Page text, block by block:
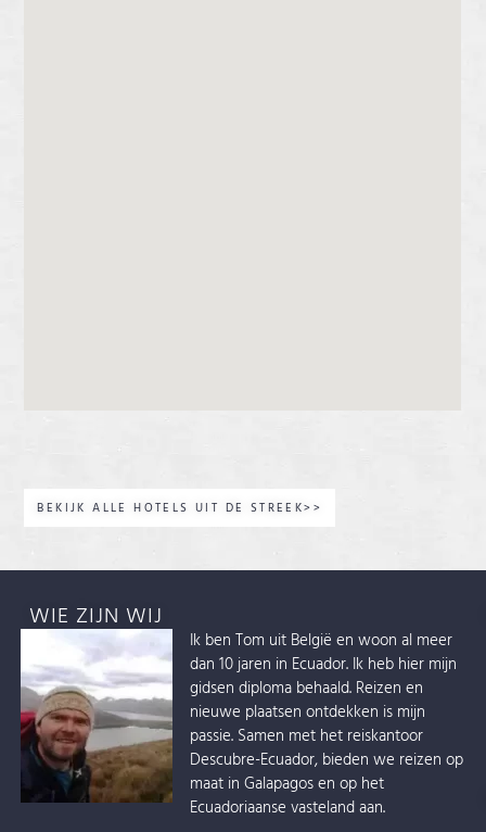
BEKIJK ALLE HOTELS UIT DE STREEK>>
WIE ZIJN WIJ
Ik ben Tom uit België en woon al meer
dan 10 jaren in Ecuador. Ik heb hier mijn
gidsen diploma behaald. Reizen en
nieuwe plaatsen ontdekken is mijn
passie. Samen met het reiskantoor
Descubre-Ecuador, bieden we reizen op
maat in Galapagos en op het
Ecuadoriaanse vasteland aan.